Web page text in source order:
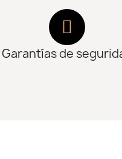
Garantías de